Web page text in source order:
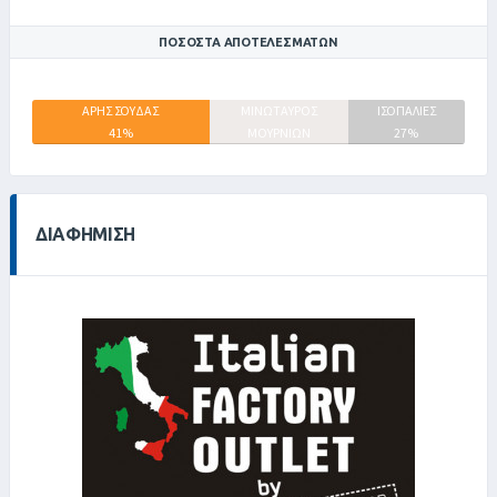
ΠΟΣΟΣΤΆ ΑΠΟΤΕΛΕΣΜΆΤΩΝ
ΑΡΗΣ ΣΟΥΔΑΣ
41%
ΙΣΟΠΑΛΙΕΣ
27%
ΔΙΑΦΉΜΙΣΗ